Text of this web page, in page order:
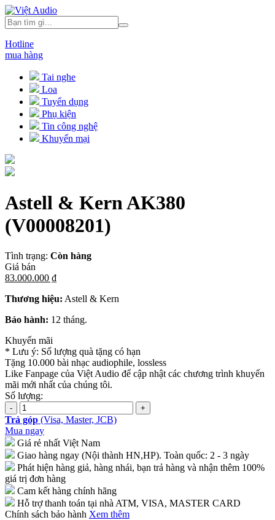
Hotline
mua hàng
Tai nghe
Loa
Tuyển dụng
Phụ kiện
Tin công nghệ
Khuyến mại
Astell & Kern AK380
(V00008201)
Tình trạng: Còn hàng
Giá bán
83.000.000 ₫
Thương hiệu: Astell & Kern
Bảo hành: 12 tháng.
Khuyến mãi
* Lưu ý: Số lượng quà tặng có hạn
Tặng 10.000 bài nhạc audiophile, lossless
Like Fanpage của Việt Audio để cập nhật các chương trình khuyến
mãi mới nhất của chúng tôi.
Số lượng:
Trả góp (Visa, Master, JCB)
Mua ngay
Giá rẻ nhất Việt Nam
Giao hàng ngay (Nội thành HN,HP). Toàn quốc: 2 - 3 ngày
Phát hiện hàng giả, hàng nhái, bạn trả hàng và nhận thêm 100%
giá trị đơn hàng
Cam kết hàng chính hãng
Hỗ trợ thanh toán tại nhà ATM, VISA, MASTER CARD
Chính sách bảo hành Xem thêm